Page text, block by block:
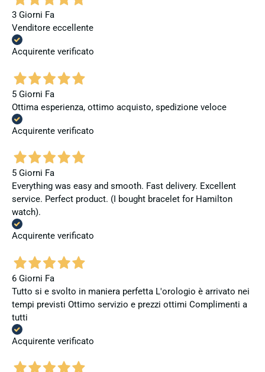
3 Giorni Fa
Venditore eccellente
Acquirente verificato
5 Giorni Fa
Ottima esperienza, ottimo acquisto, spedizione veloce
Acquirente verificato
5 Giorni Fa
Everything was easy and smooth. Fast delivery. Excellent
service. Perfect product. (I bought bracelet for Hamilton
watch).
Acquirente verificato
6 Giorni Fa
Tutto si e svolto in maniera perfetta L'orologio è arrivato nei
tempi previsti Ottimo servizio e prezzi ottimi Complimenti a
tutti
Acquirente verificato